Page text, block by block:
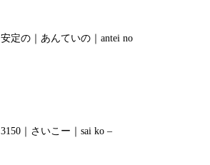
安定の｜あんていの｜antei no
3150｜さいこー｜sai ko –